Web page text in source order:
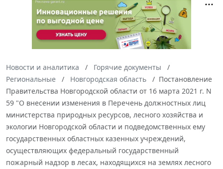
Новости и аналитика
Горячие документы
Региональные
Новгородская область
Постановление
Правительства Новгородской области от 16 марта 2021 г. N
59 "О внесении изменения в Перечень должностных лиц
министерства природных ресурсов, лесного хозяйства и
экологии Новгородской области и подведомственных ему
государственных областных казенных учреждений,
осуществляющих федеральный государственный
пожарный надзор в лесах, находящихся на землях лесного